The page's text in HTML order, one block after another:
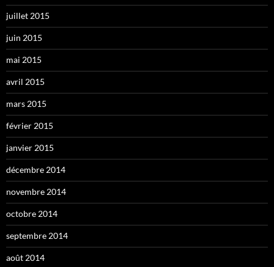
juillet 2015
juin 2015
mai 2015
avril 2015
mars 2015
février 2015
janvier 2015
décembre 2014
novembre 2014
octobre 2014
septembre 2014
août 2014